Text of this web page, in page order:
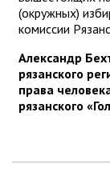
(окружных)
комиссии
Александр
рязанского
права
рязанского